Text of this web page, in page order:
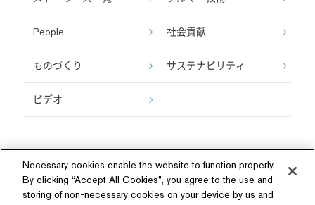
People 社会貢献
ものづくり サステナビリティ
ビデオ
Necessary cookies enable the website to function properly.
By clicking “Accept All Cookies”, you agree to the use and
storing of non-necessary cookies on your device by us and